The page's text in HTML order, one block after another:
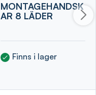
MONTAGEHANDSK
AR 8 LÄDER
Finns i lager